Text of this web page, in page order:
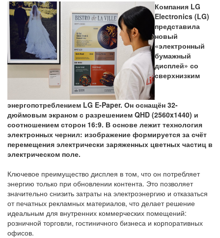
Компания LG
Electronics (LG)
представила
новый
«электронный
бумажный
дисплей» со
сверхнизким
энергопотреблением LG E-Paper. Он оснащён 32-
дюймовым экраном с разрешением QHD (2560x1440) и
соотношением сторон 16:9. В основе лежит технология
электронных чернил: изображение формируется за счёт
перемещения электрически заряженных цветных частиц в
электрическом поле.
Ключевое преимущество дисплея в том, что он потребляет
энергию только при обновлении контента. Это позволяет
значительно снизить затраты на электроэнергию и отказаться
от печатных рекламных материалов, что делает решение
идеальным для внутренних коммерческих помещений:
розничной торговли, гостиничного бизнеса и корпоративных
офисов.